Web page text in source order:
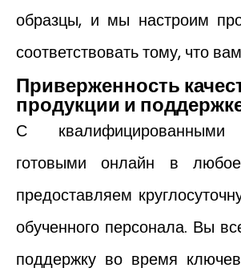
образцы, и мы настроим
соответствовать тому, что
Приверженность
продукции и
С квалифицированными
готовыми онлайн в
предоставляем
обученного персонала. Вы
поддержку во время